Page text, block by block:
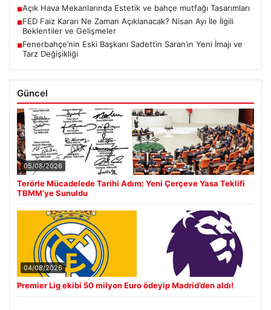
■Açık Hava Mekanlarında Estetik ve bahçe mutfağı Tasarımları
■FED Faiz Kararı Ne Zaman Açıklanacak? Nisan Ayı İle İlgili
Beklentiler ve Gelişmeler
■Fenerbahçe’nin Eski Başkanı Sadettin Saran’ın Yeni İmajı ve
Tarz Değişikliği
Güncel
05/08/2026
Terörle Mücadelede Tarihi Adım: Yeni Çerçeve Yasa Teklifi
TBMM’ye Sunuldu
04/08/2026
Premier Lig ekibi 50 milyon Euro ödeyip Madrid’den aldı!